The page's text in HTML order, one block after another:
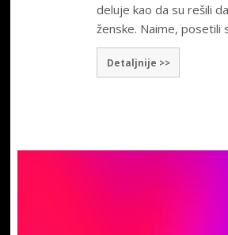
deluje kao da su rešili
ženske. Naime, posetili
Detaljnije >>